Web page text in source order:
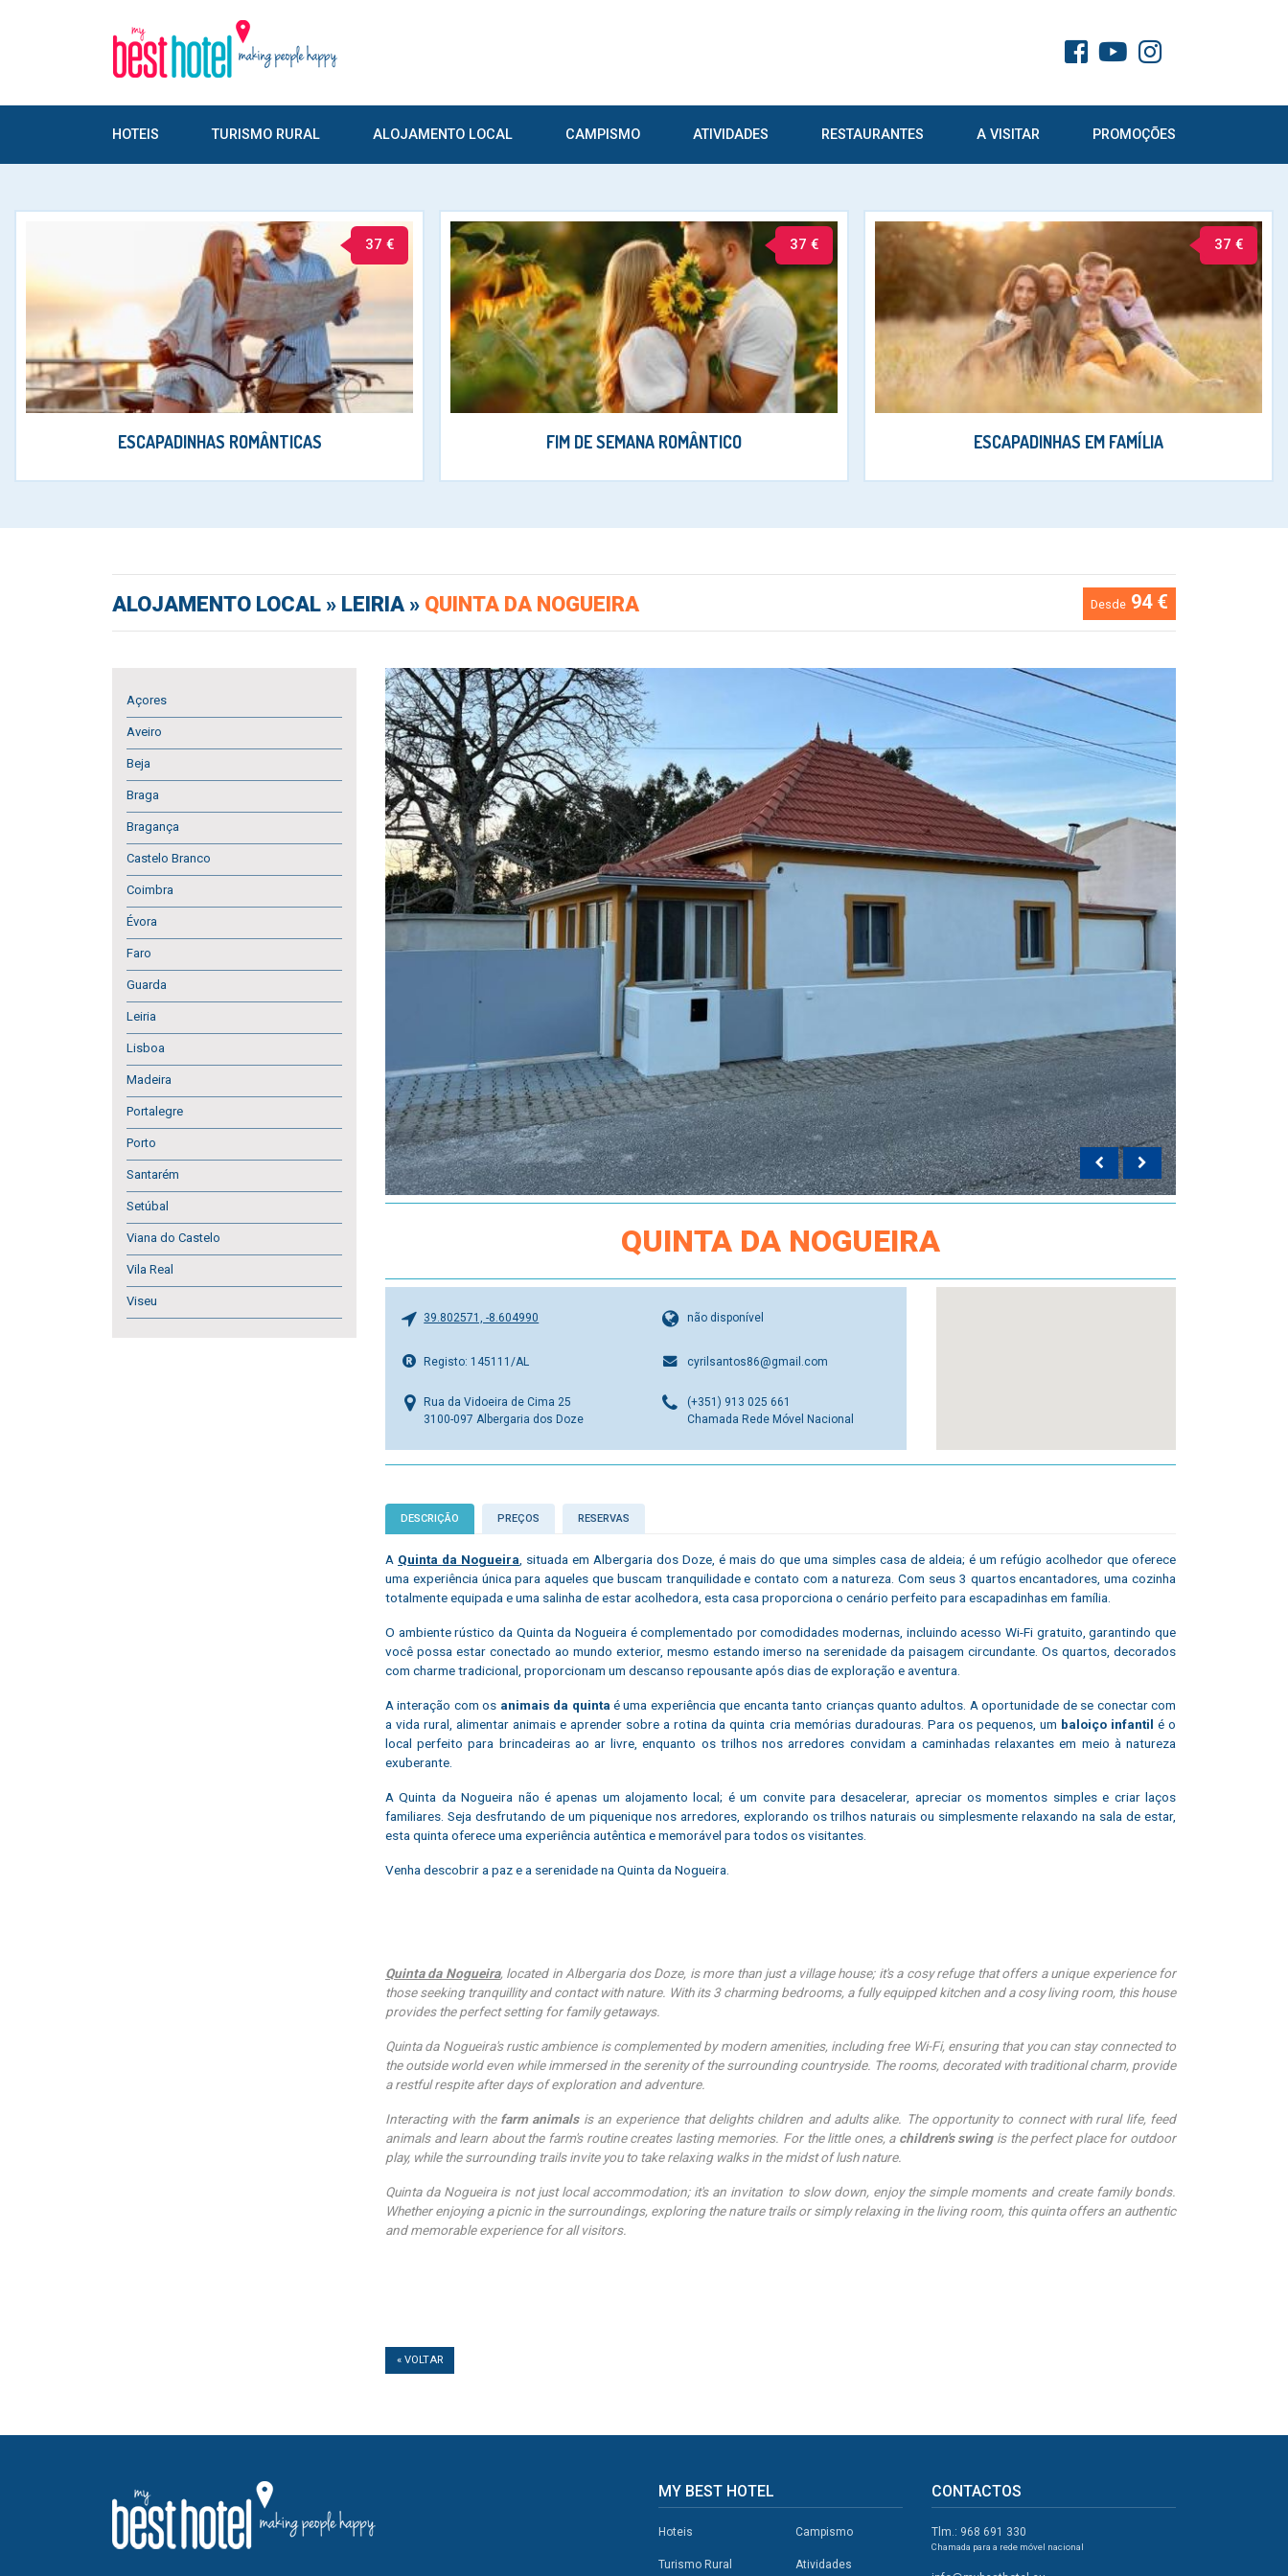
HOTEIS TURISMO RURAL ALOJAMENTO LOCAL CAMPISMO ATIVIDADES RESTAURANTES A VISITAR PROMOÇÕES
37 €
ESCAPADINHAS ROMÂNTICAS
37 €
FIM DE SEMANA ROMÂNTICO
37 €
ESCAPADINHAS EM FAMÍLIA
ALOJAMENTO LOCAL » LEIRIA » QUINTA DA NOGUEIRA Desde 94 €
Açores
Aveiro
Beja
Braga
Bragança
Castelo Branco
Coimbra
Évora
Faro
Guarda
Leiria
Lisboa
Madeira
Portalegre
Porto
Santarém
Setúbal
Viana do Castelo
Vila Real
Viseu
QUINTA DA NOGUEIRA
39.802571, -8.604990
Registo: 145111/AL
Rua da Vidoeira de Cima 25
3100-097 Albergaria dos Doze
não disponível
cyrilsantos86@gmail.com
(+351) 913 025 661
Chamada Rede Móvel Nacional
DESCRIÇÃO PREÇOS RESERVAS
A Quinta da Nogueira, situada em Albergaria dos Doze, é mais do que uma simples casa de aldeia; é um refúgio acolhedor que oferece
uma experiência única para aqueles que buscam tranquilidade e contato com a natureza. Com seus 3 quartos encantadores, uma cozinha
totalmente equipada e uma salinha de estar acolhedora, esta casa proporciona o cenário perfeito para escapadinhas em família.
O ambiente rústico da Quinta da Nogueira é complementado por comodidades modernas, incluindo acesso Wi-Fi gratuito, garantindo que
você possa estar conectado ao mundo exterior, mesmo estando imerso na serenidade da paisagem circundante. Os quartos, decorados
com charme tradicional, proporcionam um descanso repousante após dias de exploração e aventura.
A interação com os animais da quinta é uma experiência que encanta tanto crianças quanto adultos. A oportunidade de se conectar com
a vida rural, alimentar animais e aprender sobre a rotina da quinta cria memórias duradouras. Para os pequenos, um baloiço infantil é o
local perfeito para brincadeiras ao ar livre, enquanto os trilhos nos arredores convidam a caminhadas relaxantes em meio à natureza
exuberante.
A Quinta da Nogueira não é apenas um alojamento local; é um convite para desacelerar, apreciar os momentos simples e criar laços
familiares. Seja desfrutando de um piquenique nos arredores, explorando os trilhos naturais ou simplesmente relaxando na sala de estar,
esta quinta oferece uma experiência autêntica e memorável para todos os visitantes.
Venha descobrir a paz e a serenidade na Quinta da Nogueira.
Quinta da Nogueira, located in Albergaria dos Doze, is more than just a village house; it's a cosy refuge that offers a unique experience for
those seeking tranquillity and contact with nature. With its 3 charming bedrooms, a fully equipped kitchen and a cosy living room, this house
provides the perfect setting for family getaways.
Quinta da Nogueira's rustic ambience is complemented by modern amenities, including free Wi-Fi, ensuring that you can stay connected to
the outside world even while immersed in the serenity of the surrounding countryside. The rooms, decorated with traditional charm, provide
a restful respite after days of exploration and adventure.
Interacting with the farm animalsis an experience that delights children and adults alike. The opportunity to connect with rural life, feed
animals and learn about the farm's routine creates lasting memories. For the little ones, a children's swingis the perfect place for outdoor
play, while the surrounding trails invite you to take relaxing walks in the midst of lush nature.
Quinta da Nogueira is not just local accommodation; it's an invitation to slow down, enjoy the simple moments and create family bonds.
Whether enjoying a picnic in the surroundings, exploring the nature trails or simply relaxing in the living room, this quinta offers an authentic
and memorable experience for all visitors.
« VOLTAR
MY BEST HOTEL
Hoteis
Turismo Rural
Campismo
Atividades
CONTACTOS
Tlm.: 968 691 330
Chamada para a rede móvel nacional